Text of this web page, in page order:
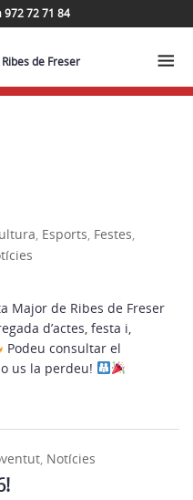
972 72 71 84
de Freser
, Esports, Festes,
Major de Ribes de Freser
d’actes, festa i,
Podeu consultar el
us la perdeu!
, Notícies